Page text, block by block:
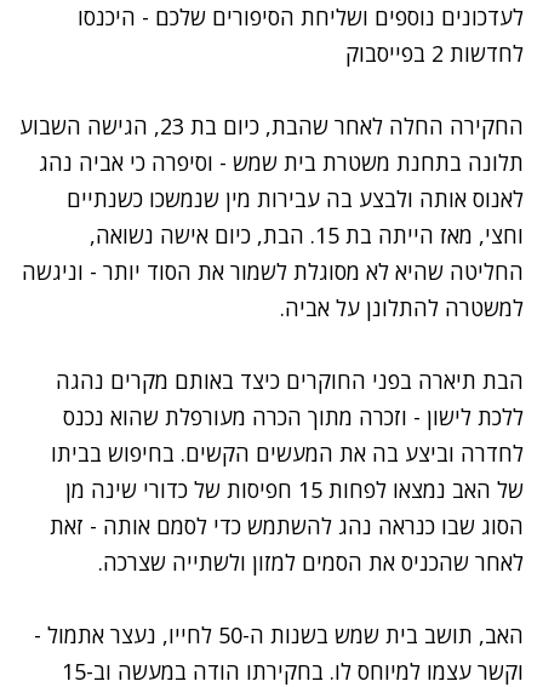
לעדכונים נוספים ושליחת הסיפורים שלכם - היכנסו
לחדשות 2 בפייסבוק
החקירה החלה לאחר שהבת, כיום בת 23, הגישה השבוע
תלונה בתחנת משטרת בית שמש - וסיפרה כי אביה נהג
לאנוס אותה ולבצע בה עבירות מין שנמשכו כשנתיים
וחצי, מאז הייתה בת 15. הבת, כיום אישה נשואה,
החליטה שהיא לא מסוגלת לשמור את הסוד יותר - וניגשה
למשטרה להתלונן על אביה.
הבת תיארה בפני החוקרים כיצד באותם מקרים נהגה
ללכת לישון - וזכרה מתוך הכרה מעורפלת שהוא נכנס
לחדרה וביצע בה את המעשים הקשים. בחיפוש בביתו
של האב נמצאו לפחות 15 חפיסות של כדורי שינה מן
הסוג שבו כנראה נהג להשתמש כדי לסמם אותה - זאת
לאחר שהכניס את הסמים למזון ולשתייה שצרכה.
האב, תושב בית שמש בשנות ה-50 לחייו, נעצר אתמול -
וקשר עצמו למיוחס לו. בחקירתו הודה במעשה וב-15